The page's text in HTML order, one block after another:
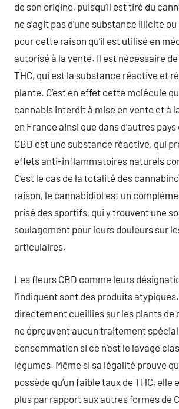
de son origine, puisqu’il est tiré du
ne s’agit pas d’une substance illicite
pour cette raison qu’il est utilisé en
autorisé à la vente. Il est nécessaire
THC, qui est la substance réactive et
plante. C’est en effet cette molécule
cannabis interdit à mise en vente et à
en France ainsi que dans d’autres
CBD est une substance réactive, qui
effets anti-inflammatoires naturels
C’est le cas de la totalité des
raison, le cannabidiol est un
prisé des sportifs, qui y trouvent une
soulagement pour leurs douleurs sur
articulaires.
Les fleurs CBD comme leurs
l’indiquent sont des produits
directement cueillies sur les plants de
ne éprouvent aucun traitement
consommation si ce n’est le lavage
légumes. Même si sa légalité prouve
possède qu’un faible taux de THC, elle
plus par rapport aux autres formes de